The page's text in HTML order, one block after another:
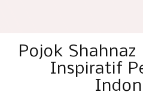
Pojok
Inspiratif